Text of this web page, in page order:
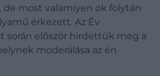
most valamiyen ok folytán
érkezett. Az Év
során először hirdettük meg a
moderálása az én